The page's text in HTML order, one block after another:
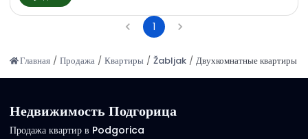
1
Главная / Продажа / Квартиры / Žabljak / Двухкомнатные квартиры
Недвижимость Подгорица
Продажа квартир в Podgorica